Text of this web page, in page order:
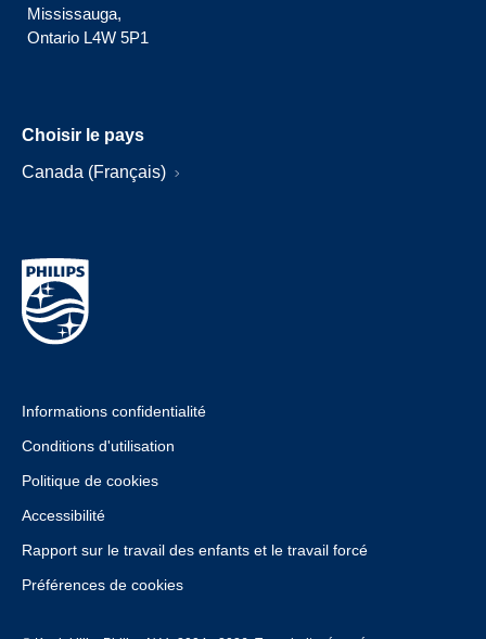
Mississauga,
Ontario L4W 5P1
Choisir le pays
Canada (Français)
Informations confidentialité
Conditions d'utilisation
Politique de cookies
Accessibilité
Rapport sur le travail des enfants et le travail forcé
Préférences de cookies